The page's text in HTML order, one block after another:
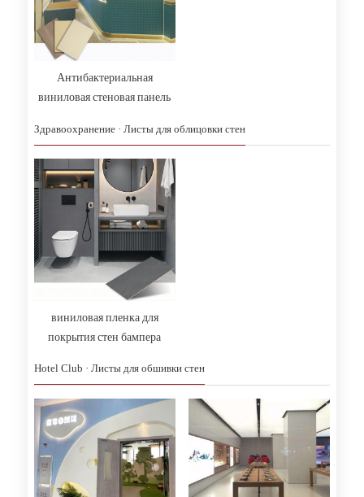
Антибактериальная
виниловая стеновая панель
помещений
Здравоохранение · Листы для облицовки стен
виниловая пленка для
покрытия стен бампера
Hotel Club · Листы для обшивки стен